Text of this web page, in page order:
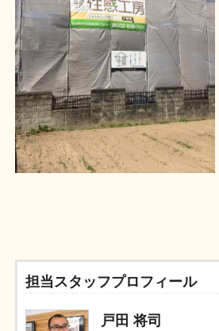
担当スタッフプロフィール
戸田 将司